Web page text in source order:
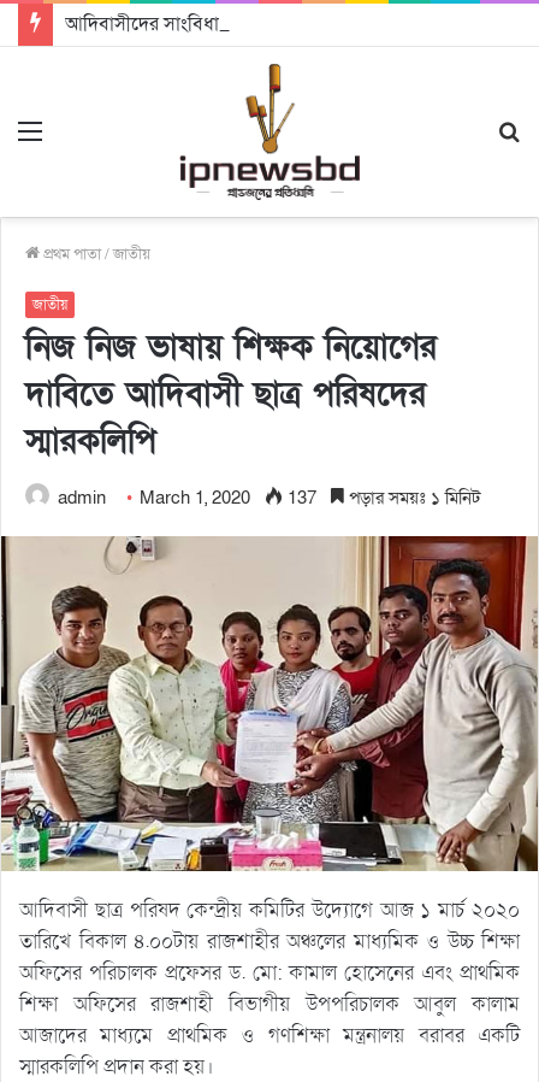
প্রথম পাতা/জাতীয়
জাতীয়
নিজ নিজ ভাষায় শিক্ষক নিয়োগের
দাবিতে আদিবাসী ছাত্র পরিষদের
স্মারকলিপি
admin March 1, 2020 137 পড়ার সময়ঃ ১ মিনিট
আদিবাসী ছাত্র পরিষদ কেন্দ্রীয় কমিটির উদ্যোগে আজ ১ মার্চ ২০২০
তারিখে বিকাল ৪.০০টায় রাজশাহীর অঞ্চলের মাধ্যমিক ও উচ্চ শিক্ষা
অফিসের পরিচালক প্রফেসর ড. মো: কামাল হোসেনের এবং প্রাথমিক
শিক্ষা অফিসের রাজশাহী বিভাগীয় উপপরিচালক আবুল কালাম
আজাদের মাধ্যমে প্রাথমিক ও গণশিক্ষা মন্ত্রনালয় বরাবর একটি
স্মারকলিপি প্রদান করা হয়।